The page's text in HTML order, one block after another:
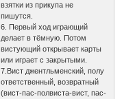
взятки из прикупа не
пишутся.
6. Первый ход играющий
делает в тёмную. Потом
вистующий открывает карты
или играет с закрытыми.
7.Вист джентльменский, полу
ответственный, возвратный
(вист-пас-полвиста-вист, пас-